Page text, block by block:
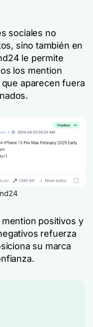
sociales no
sino también en
le permite
los mention
aparecen fuera
positivos y
refuerza
su marca